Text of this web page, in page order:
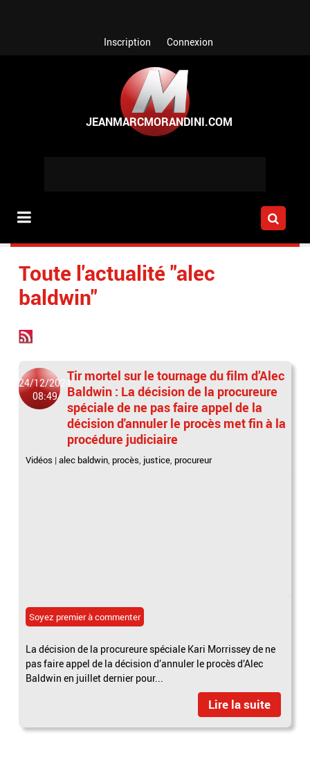
Inscription Connexion
Toute l'actualité "alec
baldwin"
24/12/2024
08:49
Tir mortel sur le tournage du film d’Alec
Baldwin : La décision de la procureure
spéciale de ne pas faire appel de la
décision d'annuler le procès met fin à la
procédure judiciaire
Vidéos |alec baldwin, procès, justice, procureur
Soyez premier à commenter
La décision de la procureure spéciale Kari Morrissey de ne
pas faire appel de la décision d’annuler le procès d’Alec
Baldwin en juillet dernier pour...
Lire la suite